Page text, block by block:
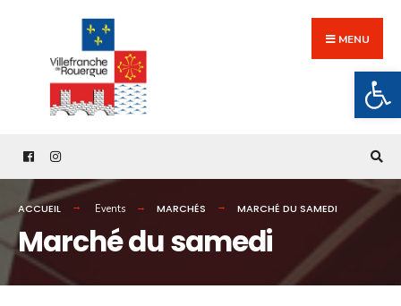
content
MENU
ACCUEIL Events MARCHÉS MARCHÉ DU SAMEDI
Marché du samedi